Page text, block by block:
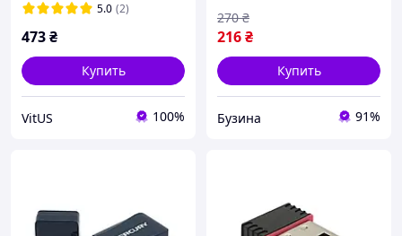
5.0 (2)
473₴
Купить
VitUS 100%
комплекте buzyna
216₴
270 ₴
Купить
Бузина 91%